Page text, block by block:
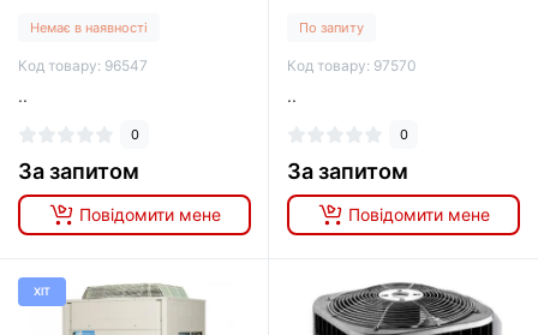
Немає в наявності
Код товару: 96547
..
0
За запитом
Повідомити мене
По запиту
Код товару: 97570
..
0
За запитом
Повідомити мене
ХІТ